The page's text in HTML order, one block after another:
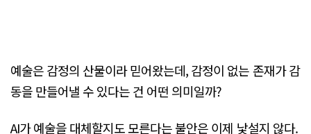
예술은 감정의 산물이라 믿어왔는데, 감정이 없는 존재가 감
동을 만들어낼 수 있다는 건 어떤 의미일까?
AI가 예술을 대체할지도 모른다는 불안은 이제 낯설지 않다.